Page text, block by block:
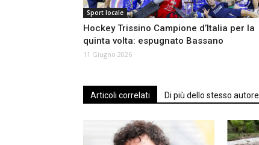
Sport locale
Hockey Trissino Campione d’Italia per la
quinta volta: espugnato Bassano
11 Giugno 2026
Articoli correlati Di più dello stesso autore